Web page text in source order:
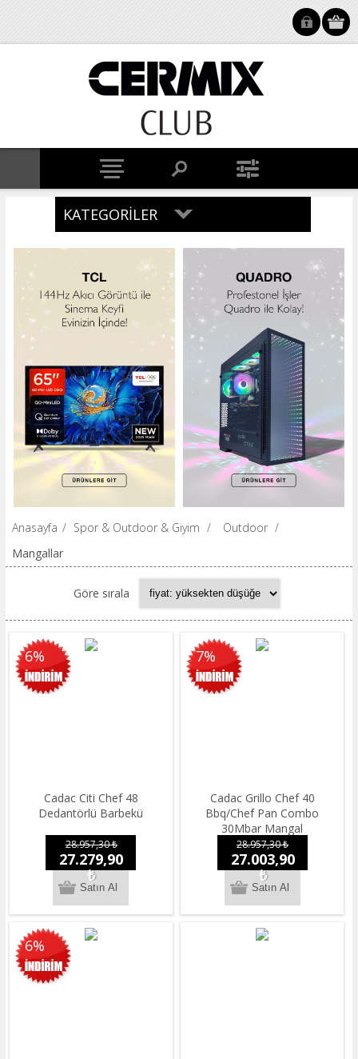
KATEGORILER
Anasayfa / Spor & Outdoor & Giyim / Outdoor /
Mangallar
Göre sırala
6%
Cadac Citi Chef 48
Dedantörlü Barbekü
28.957,30 ₺
27.279,90
₺
7%
Cadac Grillo Chef 40
Bbq/Chef Pan Combo
30Mbar Mangal
28.957,30 ₺
27.003,90
₺
6%